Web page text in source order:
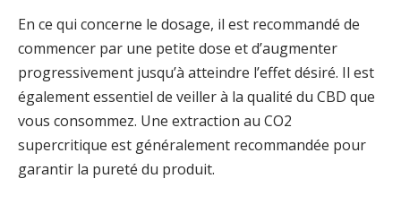
En ce qui concerne le dosage, il est recommandé de
commencer par une petite dose et d’augmenter
progressivement jusqu’à atteindre l’effet désiré. Il est
également essentiel de veiller à la qualité du CBD que
vous consommez. Une extraction au CO2
supercritique est généralement recommandée pour
garantir la pureté du produit.